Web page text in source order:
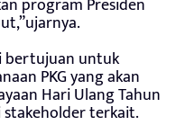
bertujuan untuk
PKG yang akan
Hari Ulang Tahun
terkait.